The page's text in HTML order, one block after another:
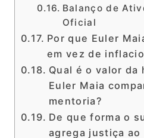
Balanço de
Oficial
Por que Euler
em vez de
Qual é o valor da
Euler Maia
mentoria?
De que forma o
agrega justiça